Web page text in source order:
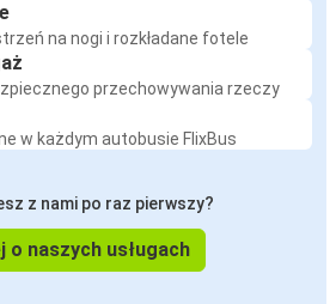
na nogi i rozkładane fotele
przechowywania rzeczy
w każdym autobusie FlixBus
z nami po raz pierwszy?
o naszych usługach